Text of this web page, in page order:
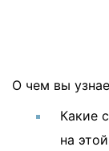
О чем вы
Какие
на